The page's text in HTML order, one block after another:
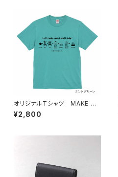
オリジナルTシャツ MAKE CI
DER（4色 5サイズ）
¥2,800